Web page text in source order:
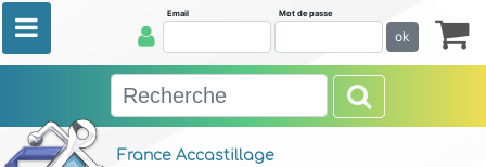
France Accastillage
Email Mot de passe
ok